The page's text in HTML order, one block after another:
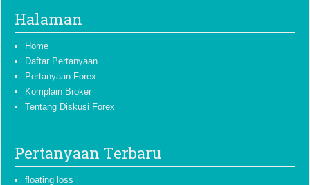
Halaman
Home
Daftar Pertanyaan
Pertanyaan Forex
Komplain Broker
Tentang Diskusi Forex
Pertanyaan Terbaru
floating loss